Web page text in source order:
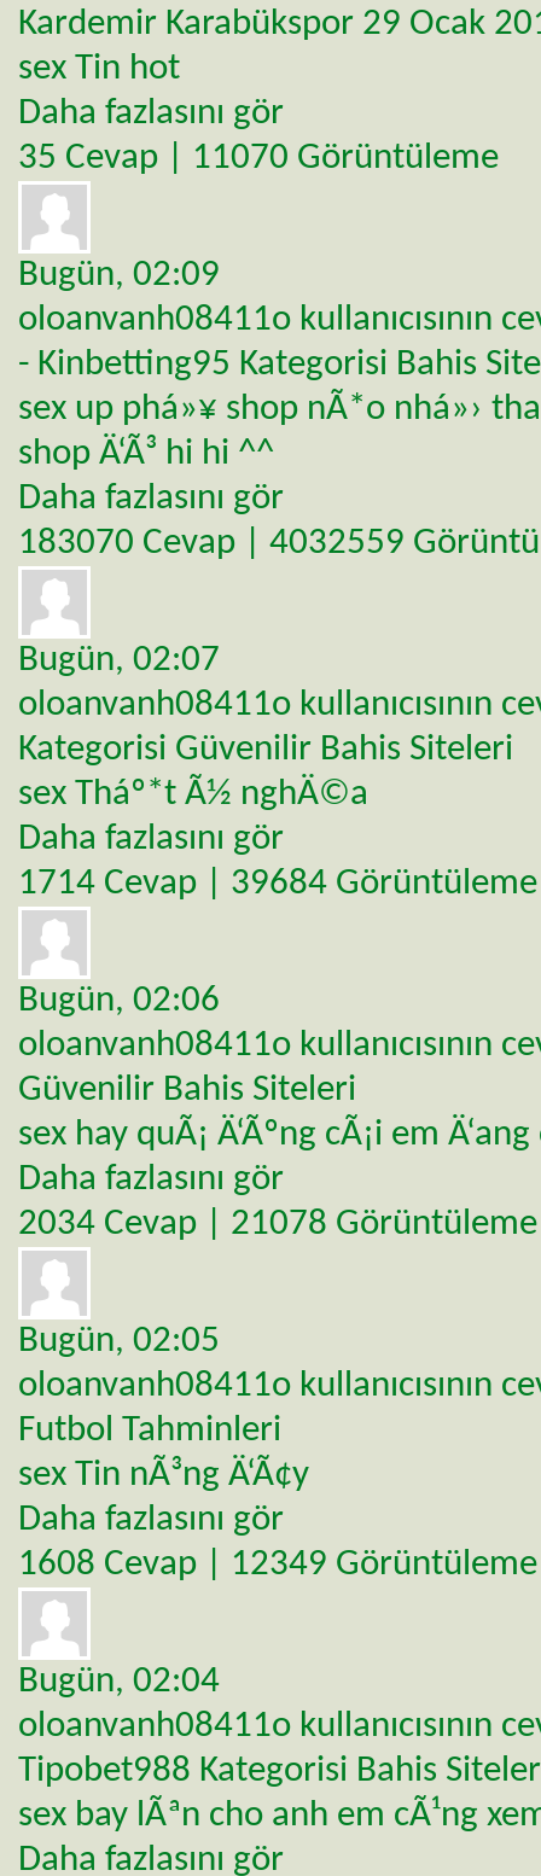
Kardemir Karabükspor 29 Ocak
sex Tin hot
Daha fazlasını gör
35 Cevap | 11070 Görüntüleme
Bugün, 02:09
oloanvanh08411o kullanıcısının
- Kinbetting95 Kategorisi Bahis
sex up phá»¥ shop nÃ*o nhá»›
shop Ä‘Ã³ hi hi ^^
Daha fazlasını gör
183070 Cevap | 4032559
Bugün, 02:07
oloanvanh08411o kullanıcısının
Kategorisi Güvenilir Bahis Siteleri
sex Tháº*t Ã½ nghÄ©a
Daha fazlasını gör
1714 Cevap | 39684 Görüntüleme
Bugün, 02:06
oloanvanh08411o kullanıcısının
Güvenilir Bahis Siteleri
sex hay quÃ¡ Ä‘Ãºng cÃ¡i em
Daha fazlasını gör
2034 Cevap | 21078 Görüntüleme
Bugün, 02:05
oloanvanh08411o kullanıcısının
Futbol Tahminleri
sex Tin nÃ³ng Ä‘Ã¢y
Daha fazlasını gör
1608 Cevap | 12349 Görüntüleme
Bugün, 02:04
oloanvanh08411o kullanıcısının
Tipobet988 Kategorisi Bahis
sex bay lÃªn cho anh em cÃ¹ng
Daha fazlasını gör